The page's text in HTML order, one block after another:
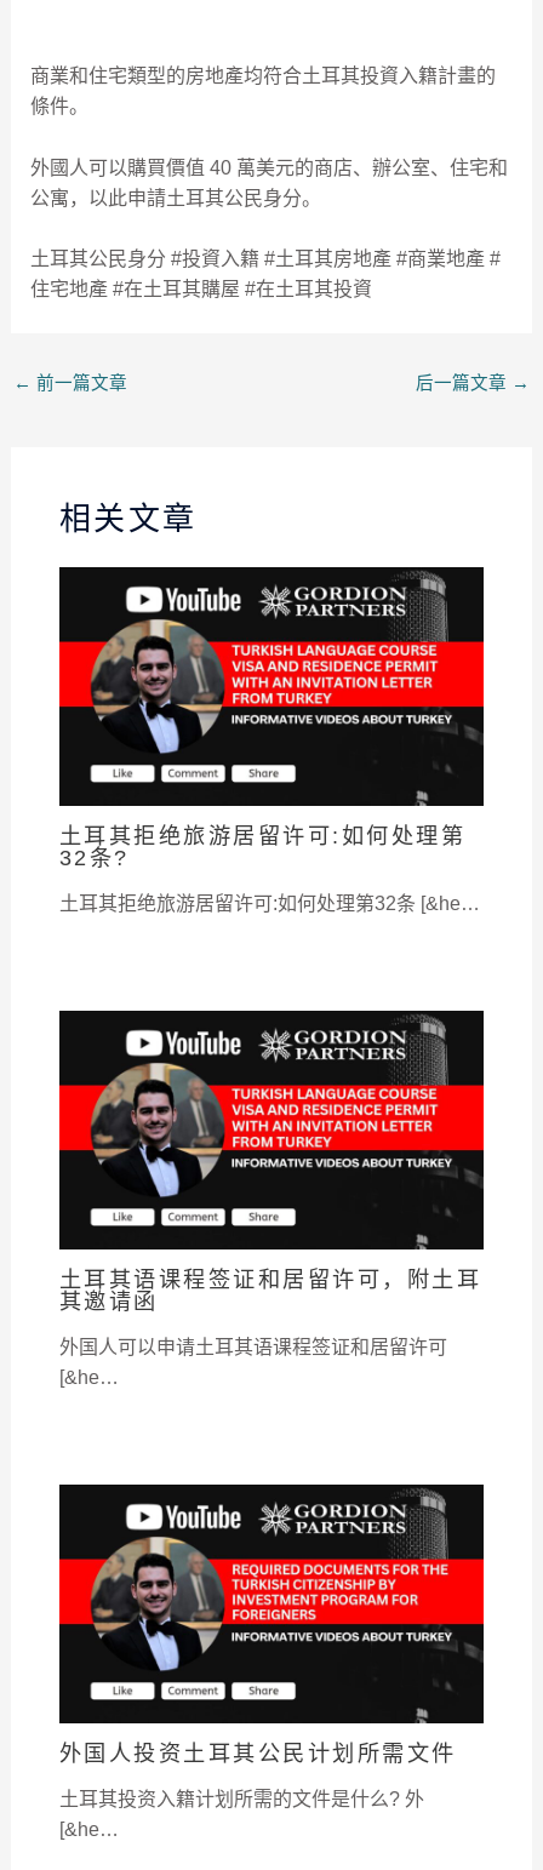
商業和住宅類型的房地產均符合土耳其投資入籍計畫的
條件。
外國人可以購買價值 40 萬美元的商店、辦公室、住宅和
公寓，以此申請土耳其公民身分。
土耳其公民身分 #投資入籍 #土耳其房地產 #商業地產 #
住宅地產 #在土耳其購屋 #在土耳其投資
← 前一篇文章 后一篇文章 →
相关文章
土耳其拒绝旅游居留许可:如何处理第
32条?
土耳其拒绝旅游居留许可:如何处理第32条 [&he…
土耳其语课程签证和居留许可，附土耳
其邀请函
外国人可以申请土耳其语课程签证和居留许可
[&he…
外国人投资土耳其公民计划所需文件
土耳其投资入籍计划所需的文件是什么? 外
[&he…